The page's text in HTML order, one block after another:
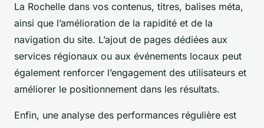
La Rochelle dans vos contenus, titres, balises méta,
ainsi que l’amélioration de la rapidité et de la
navigation du site. L’ajout de pages dédiées aux
services régionaux ou aux événements locaux peut
également renforcer l’engagement des utilisateurs et
améliorer le positionnement dans les résultats.
Enfin, une analyse des performances régulière est